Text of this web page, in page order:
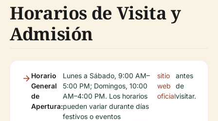
Horarios de Visita y
Admisión
Horario
General
de
Apertura:
Lunes a Sábado, 9:00 AM–
5:00 PM; Domingos, 10:00
AM–4:00 PM. Los horarios
pueden variar durante días
festivos o eventos
sitio
web
oficial
antes
de
visitar.